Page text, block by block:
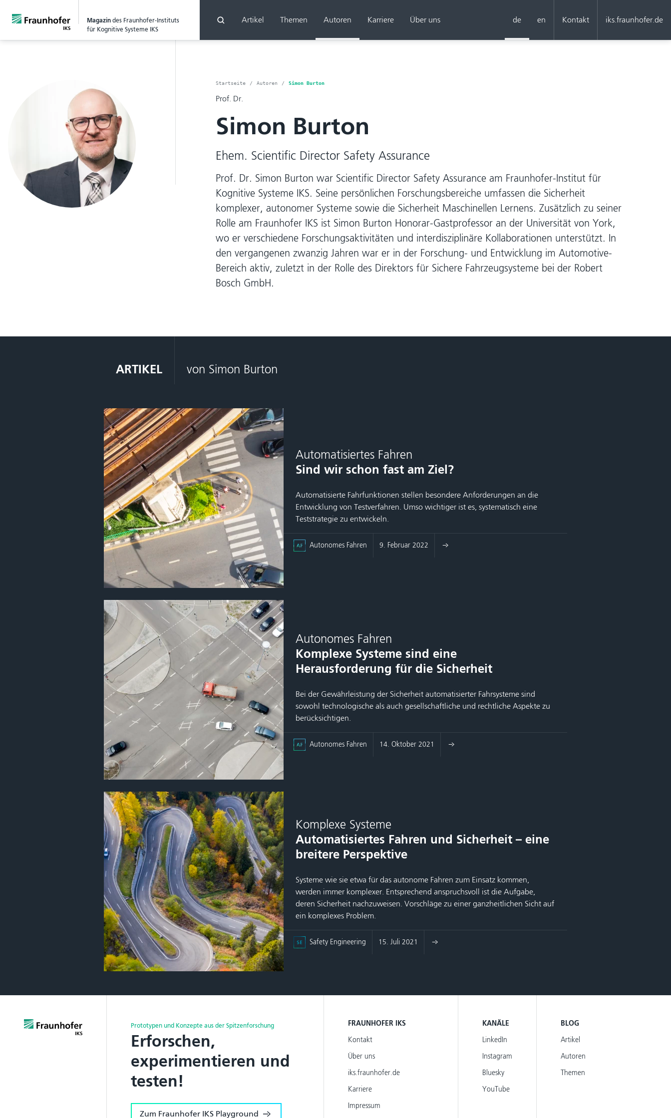
Magazin des Fraunhofer-Instituts
für Kognitive Systeme IKS
Artikel Themen Autoren Karriere Über uns de en Kontakt iks.fraunhofer.de
Startseite Autoren Simon Burton
Prof. Dr.
Simon Burton
Ehem. Scientific Director Safety Assurance
Prof. Dr. Simon Burton war Scientific Director Safety Assurance am Fraunhofer-Institut für
Kognitive Systeme IKS. Seine persönlichen Forschungsbereiche umfassen die Sicherheit
komplexer, autonomer Systeme sowie die Sicherheit Maschinellen Lernens. Zusätzlich zu seiner
Rolle am Fraunhofer IKS ist Simon Burton Honorar-Gastprofessor an der Universität von York,
wo er verschiedene Forschungsaktivitäten und interdisziplinäre Kollaborationen unterstützt. In
den vergangenen zwanzig Jahren war er in der Forschung- und Entwicklung im Automotive-
Bereich aktiv, zuletzt in der Rolle des Direktors für Sichere Fahrzeugsysteme bei der Robert
Bosch GmbH.
ARTIKEL von Simon Burton
Automatisiertes Fahren
Sind wir schon fast am Ziel?
Automatisierte Fahrfunktionen stellen besondere Anforderungen an die
Entwicklung von Testverfahren. Umso wichtiger ist es, systematisch eine
Teststrategie zu entwickeln.
Autonomes Fahren 9. Februar 2022
Autonomes Fahren
Komplexe Systeme sind eine
Herausforderung für die Sicherheit
Bei der Gewährleistung der Sicherheit automatisierter Fahrsysteme sind
sowohl technologische als auch gesellschaftliche und rechtliche Aspekte zu
berücksichtigen.
Autonomes Fahren 14. Oktober 2021
Komplexe Systeme
Automatisiertes Fahren und Sicherheit – eine
breitere Perspektive
Systeme wie sie etwa für das autonome Fahren zum Einsatz kommen,
werden immer komplexer. Entsprechend anspruchsvoll ist die Aufgabe,
deren Sicherheit nachzuweisen. Vorschläge zu einer ganzheitlichen Sicht auf
ein komplexes Problem.
Safety Engineering 15. Juli 2021
Prototypen und Konzepte aus der Spitzenforschung
Erforschen,
experimentieren und
testen!
Zum Fraunhofer IKS Playground
FRAUNHOFER IKS
Kontakt
Über uns
iks.fraunhofer.de
Karriere
Impressum
KANÄLE
LinkedIn
Instagram
Bluesky
YouTube
BLOG
Artikel
Autoren
Themen